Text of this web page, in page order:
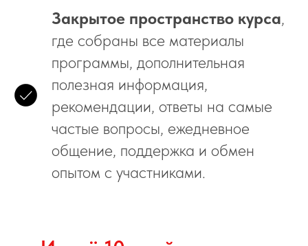
Закрытое пространство курса,
где собраны все материалы
программы, дополнительная
полезная информация,
рекомендации, ответы на самые
частые вопросы, ежедневное
общение, поддержка и обмен
опытом с участниками.